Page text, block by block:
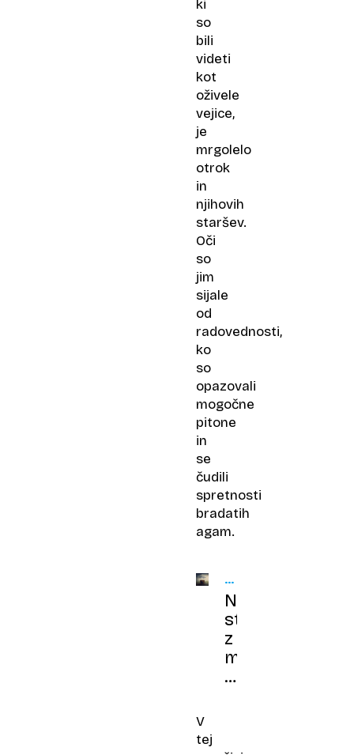
ki
so
bili
videti
kot
oživele
vejice,
je
mrgolelo
otrok
in
njihovih
staršev.
Oči
so
jim
sijale
od
radovednosti,
ko
so
opazovali
mogočne
pitone
in
se
čudili
spretnosti
bradatih
agam.
FOBIJE,
6.
DEL
Nad
strahove
z
majhnimi
koraki
V
tej